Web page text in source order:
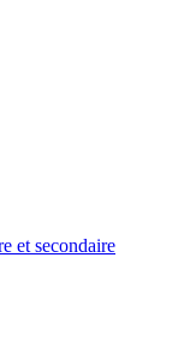
et secondaire